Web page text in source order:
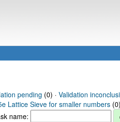
pending (0) · Validation
Lattice Sieve for smaller numbers
name: